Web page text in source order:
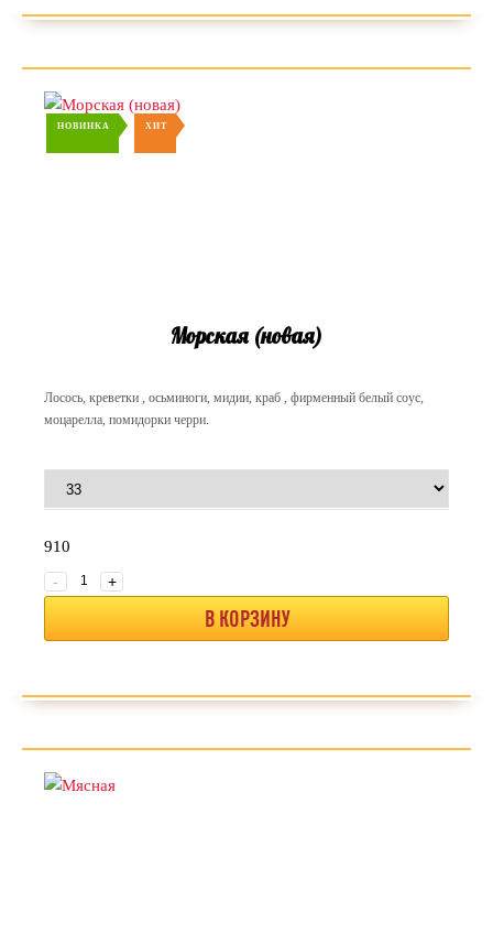
НОВИНКА ХИТ
Морская (новая)
Лосось, креветки , осьминоги, мидии, краб , фирменный белый соус,
моцарелла, помидорки черри.
910
-
+
В КОРЗИНУ